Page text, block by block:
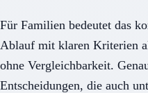
Für Familien bedeutet das
Ablauf mit klaren Kriterien
ohne Vergleichbarkeit.
Entscheidungen, die auch